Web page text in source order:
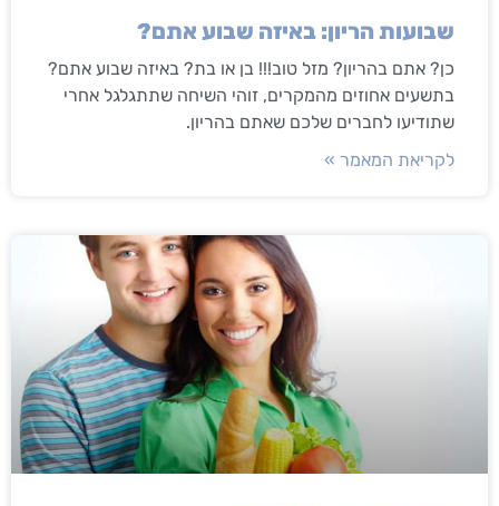
שבועות הריון: באיזה שבוע אתם?
כן? אתם בהריון? מזל טוב!!! בן או בת? באיזה שבוע אתם?
בתשעים אחוזים מהמקרים, זוהי השיחה שתתגלגל אחרי
שתודיעו לחברים שלכם שאתם בהריון.
לקריאת המאמר »